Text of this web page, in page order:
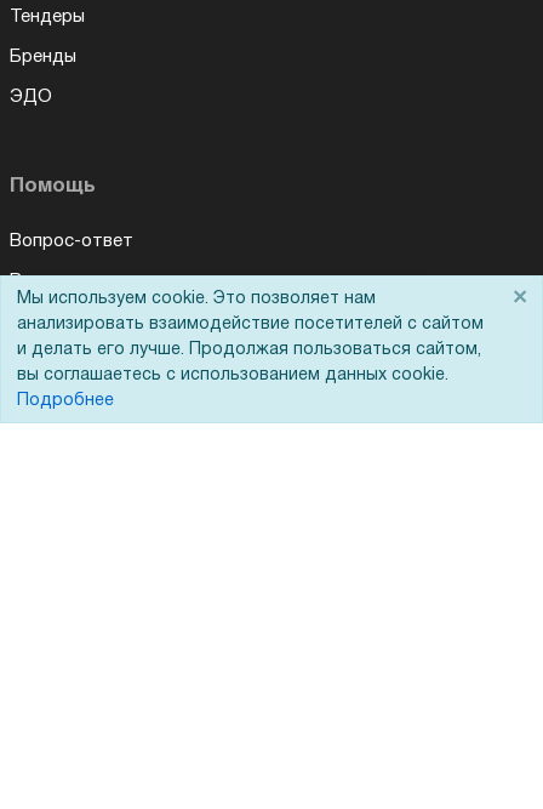
Тендеры
Бренды
ЭДО
Помощь
Вопрос-ответ
Реквизиты
Гарантии и возврат
Сервисный центр
Вакансии
Мы используем cookie. Это позволяет нам
анализировать взаимодействие посетителей с сайтом
и делать его лучше. Продолжая пользоваться сайтом,
вы соглашаетесь с использованием данных cookie.
Подробнее
×
Для Вас доступно эксклюзивное приложение при
заказе этого товара
Получить скидку Не показывать